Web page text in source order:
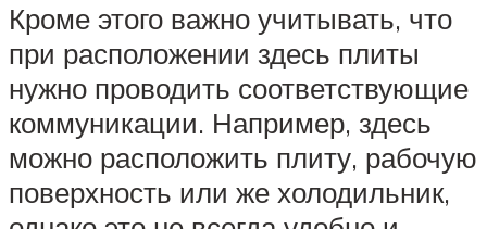
Кроме этого важно учитывать, что
при расположении здесь плиты
нужно проводить соответствующие
коммуникации. Например, здесь
можно расположить плиту, рабочую
поверхность или же холодильник,